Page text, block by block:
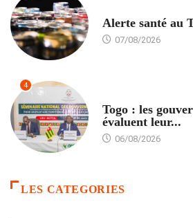
Alerte santé au
07/08/2026
4
Togo : les
évaluent leur...
06/08/2026
LES CATEGORIES